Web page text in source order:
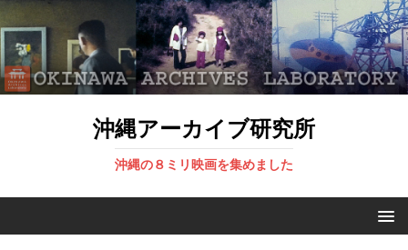
沖縄アーカイブ研究所
沖縄の８ミリ映画を集めました